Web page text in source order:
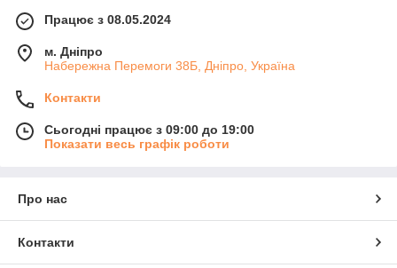
Працює з 08.05.2024
м. Дніпро
Набережна Перемоги 38Б, Дніпро, Україна
Контакти
Сьогодні працює з 09:00 до 19:00
Показати весь графік роботи
Про нас
Контакти